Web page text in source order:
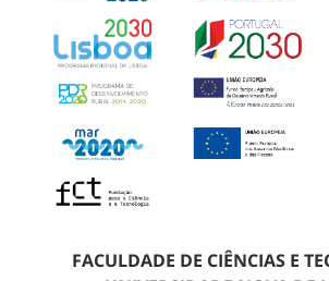
FACULDADE DE CIÊNCIAS E